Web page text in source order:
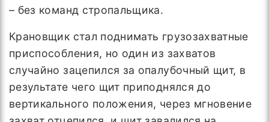
– без команд стропальщика.
Крановщик стал поднимать грузозахватные
приспособления, но один из захватов
случайно зацепился за опалубочный щит, в
результате чего щит приподнялся до
вертикального положения, через мгновение